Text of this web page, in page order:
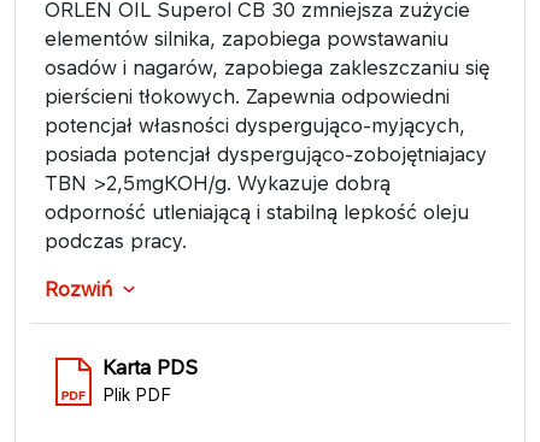
ORLEN OIL Superol CB 30 zmniejsza zużycie
elementów silnika, zapobiega powstawaniu
osadów i nagarów, zapobiega zakleszczaniu się
pierścieni tłokowych. Zapewnia odpowiedni
potencjał własności dyspergująco-myjących,
posiada potencjał dyspergująco-zobojętniajacy
TBN >2,5mgKOH/g. Wykazuje dobrą
odporność utleniającą i stabilną lepkość oleju
podczas pracy.
Rozwiń
Karta PDS
Plik PDF